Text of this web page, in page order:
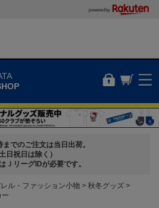
powered by
でのご注文は当日出荷。
土日祝日は除く）
ＪリーグIDが必要です。
ル・ファッション小物
秋冬グッズ